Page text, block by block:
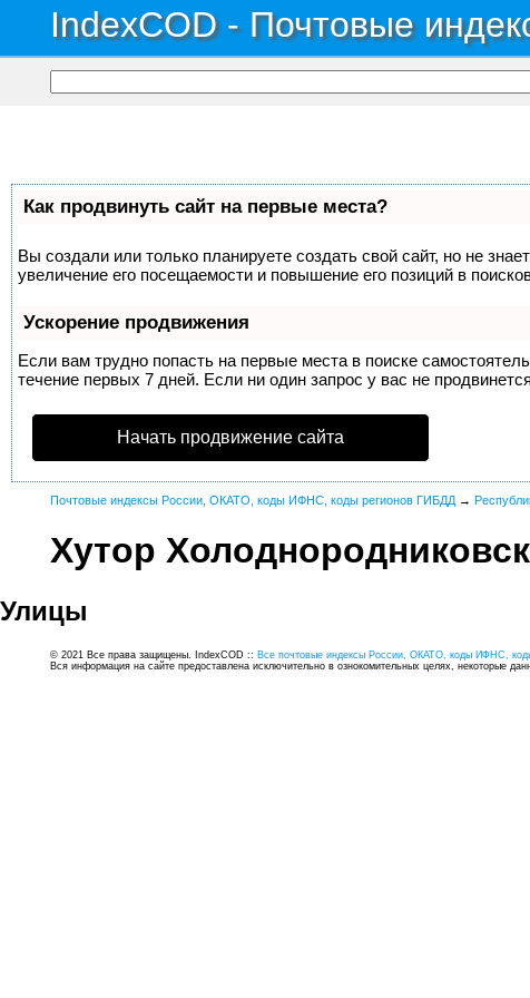
IndexCOD - Почтовые
Как продвинуть сайт на первые места?
Вы создали или только планируете создать свой сайт, но не
увеличение его посещаемости и повышение его позиций в
Ускорение продвижения
Если вам трудно попасть на первые места в поиске
течение первых 7 дней. Если ни один запрос у вас не
Начать продвижение сайта
Почтовые индексы России, ОКАТО, коды ИФНС, коды регионов ГИБДД →
Хутор
Улицы
© 2021 Все права защищены. IndexCOD :: Все почтовые индексы России, ОКАТО, коды ИФНС,
Вся информация на сайте предоставлена исключительно в ознокомительных целях, некоторые